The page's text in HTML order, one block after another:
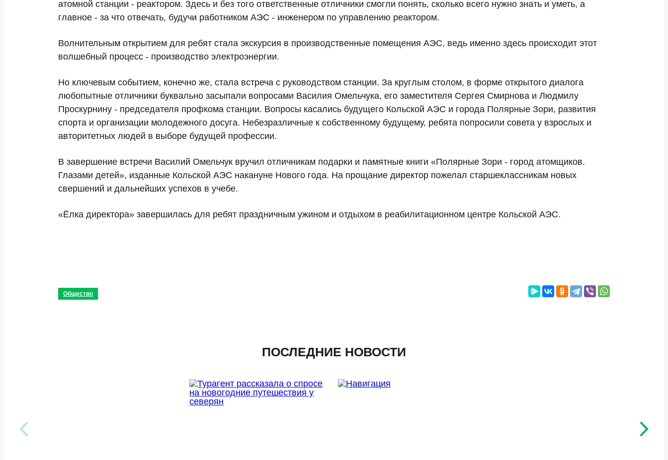
атомной станции - реактором. Здесь и без того ответственные отличники смогли понять, сколько всего нужно знать и уметь, а
главное - за что отвечать, будучи работником АЭС - инженером по управлению реактором.
Волнительным открытием для ребят стала экскурсия в производственные помещения АЭС, ведь именно здесь происходит этот
волшебный процесс - производство электроэнергии.
Но ключевым событием, конечно же, стала встреча с руководством станции. За круглым столом, в форме открытого диалога
любопытные отличники буквально засыпали вопросами Василия Омельчука, его заместителя Сергея Смирнова и Людмилу
Проскурнину - председателя профкома станции. Вопросы касались будущего Кольской АЭС и города Полярные Зори, развития
спорта и организации молодежного досуга. Небезразличные к собственному будущему, ребята попросили совета у взрослых и
авторитетных людей в выборе будущей профессии.
В завершение встречи Василий Омельчук вручил отличникам подарки и памятные книги «Полярные Зори - город атомщиков.
Глазами детей», изданные Кольской АЭС накануне Нового года. На прощание директор пожелал старшеклассникам новых
свершений и дальнейших успехов в учебе.
«Ёлка директора» завершилась для ребят праздничным ужином и отдыхом в реабилитационном центре Кольской АЭС.
Общество
ПОСЛЕДНИЕ НОВОСТИ